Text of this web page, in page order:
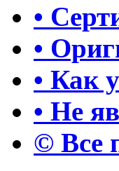
•
•
• Как
• Не
© Все